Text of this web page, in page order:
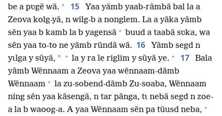
be a pʋgẽ wã. + 15
Yaa yãmb yaab-rãmbã bal la a
Zeova kolg-yã, n wilg-b a nonglem. La a yãka yãmb
sẽn yaa b kamb la b yagensã + buud a taabã sʋka, wa
sẽn yaa to-to ne yãmb rũndã wã. 16
Yãmb segd n
yɩlga y sũyã, * + la y ra le riglim y sũyã ye. + 17
Bala
yãmb Wẽnnaam a Zeova yaa wẽnnaam-dãmb
Wẽnnaam + la zu-sobend-dãmb Zu-soaba, Wẽnnaam
ning sẽn yaa kãsengã, n tar pãnga, tɩ nebã segd n zoe-
a la b waoog-a. A yaa Wẽnnaam sẽn pa tũusd neba, +